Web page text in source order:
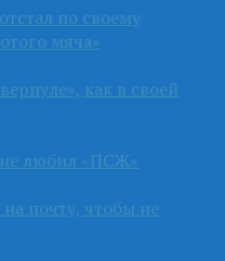
по своему
мяча»
как в своей
любил «ПСЖ»
почту, чтобы не